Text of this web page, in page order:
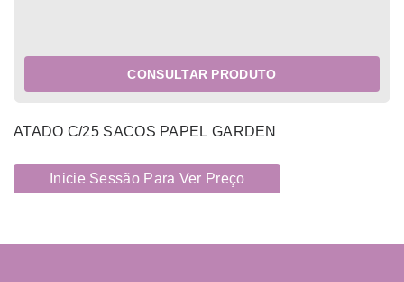
CONSULTAR PRODUTO
ATADO C/25 SACOS PAPEL GARDEN
Inicie Sessão Para Ver Preço